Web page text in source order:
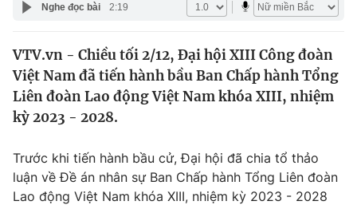
Thế giới
Tin tức
Thế giới đó đây
Câu chuyện quốc tế
Kinh tế
Tài chính
Thị trường
Dữ liệu và đời sống
Giáo dục
Nghe đọc bài 2:19
VTV.vn - Chiều tối 2/12, Đại hội XIII Công đoàn
Việt Nam đã tiến hành bầu Ban Chấp hành Tổng
Liên đoàn Lao động Việt Nam khóa XIII, nhiệm
kỳ 2023 - 2028.
Trước khi tiến hành bầu cử, Đại hội đã chia tổ thảo
luận về Đề án nhân sự Ban Chấp hành Tổng Liên đoàn
Lao động Việt Nam khóa XIII, nhiệm kỳ 2023 - 2028